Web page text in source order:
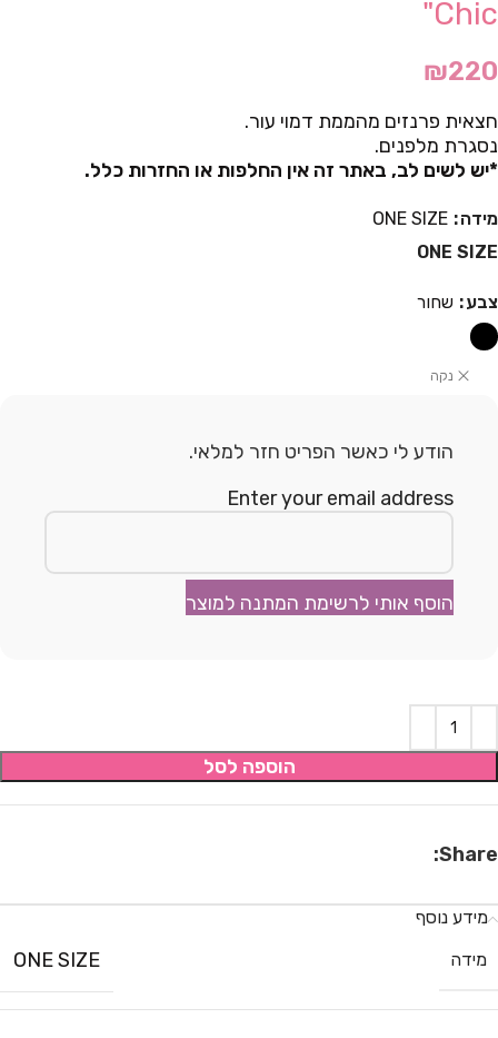
Chic"
₪220
חצאית פרנזים מהממת דמוי עור.
נסגרת מלפנים.
*יש לשים לב, באתר זה אין החלפות או החזרות כלל.
מידה
ONE SIZE
ONE SIZE
צבע שחור
נקה
הודע לי כאשר הפריט חזר למלאי.
Enter your email address
הוסף אותי לרשימת המתנה למוצר
הוספה לסל
Share:
מידע נוסף
מידה
ONE SIZE